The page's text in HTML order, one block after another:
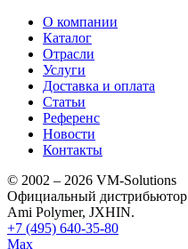
О компании
Каталог
Отрасли
Услуги
Доставка и оплата
Статьи
Референс
Новости
Контакты
© 2002 – 2026 VM-Solutions
Официальный дистрибьютор
Ami Polymer, JXHIN.
+7 (495) 640-35-80
Max